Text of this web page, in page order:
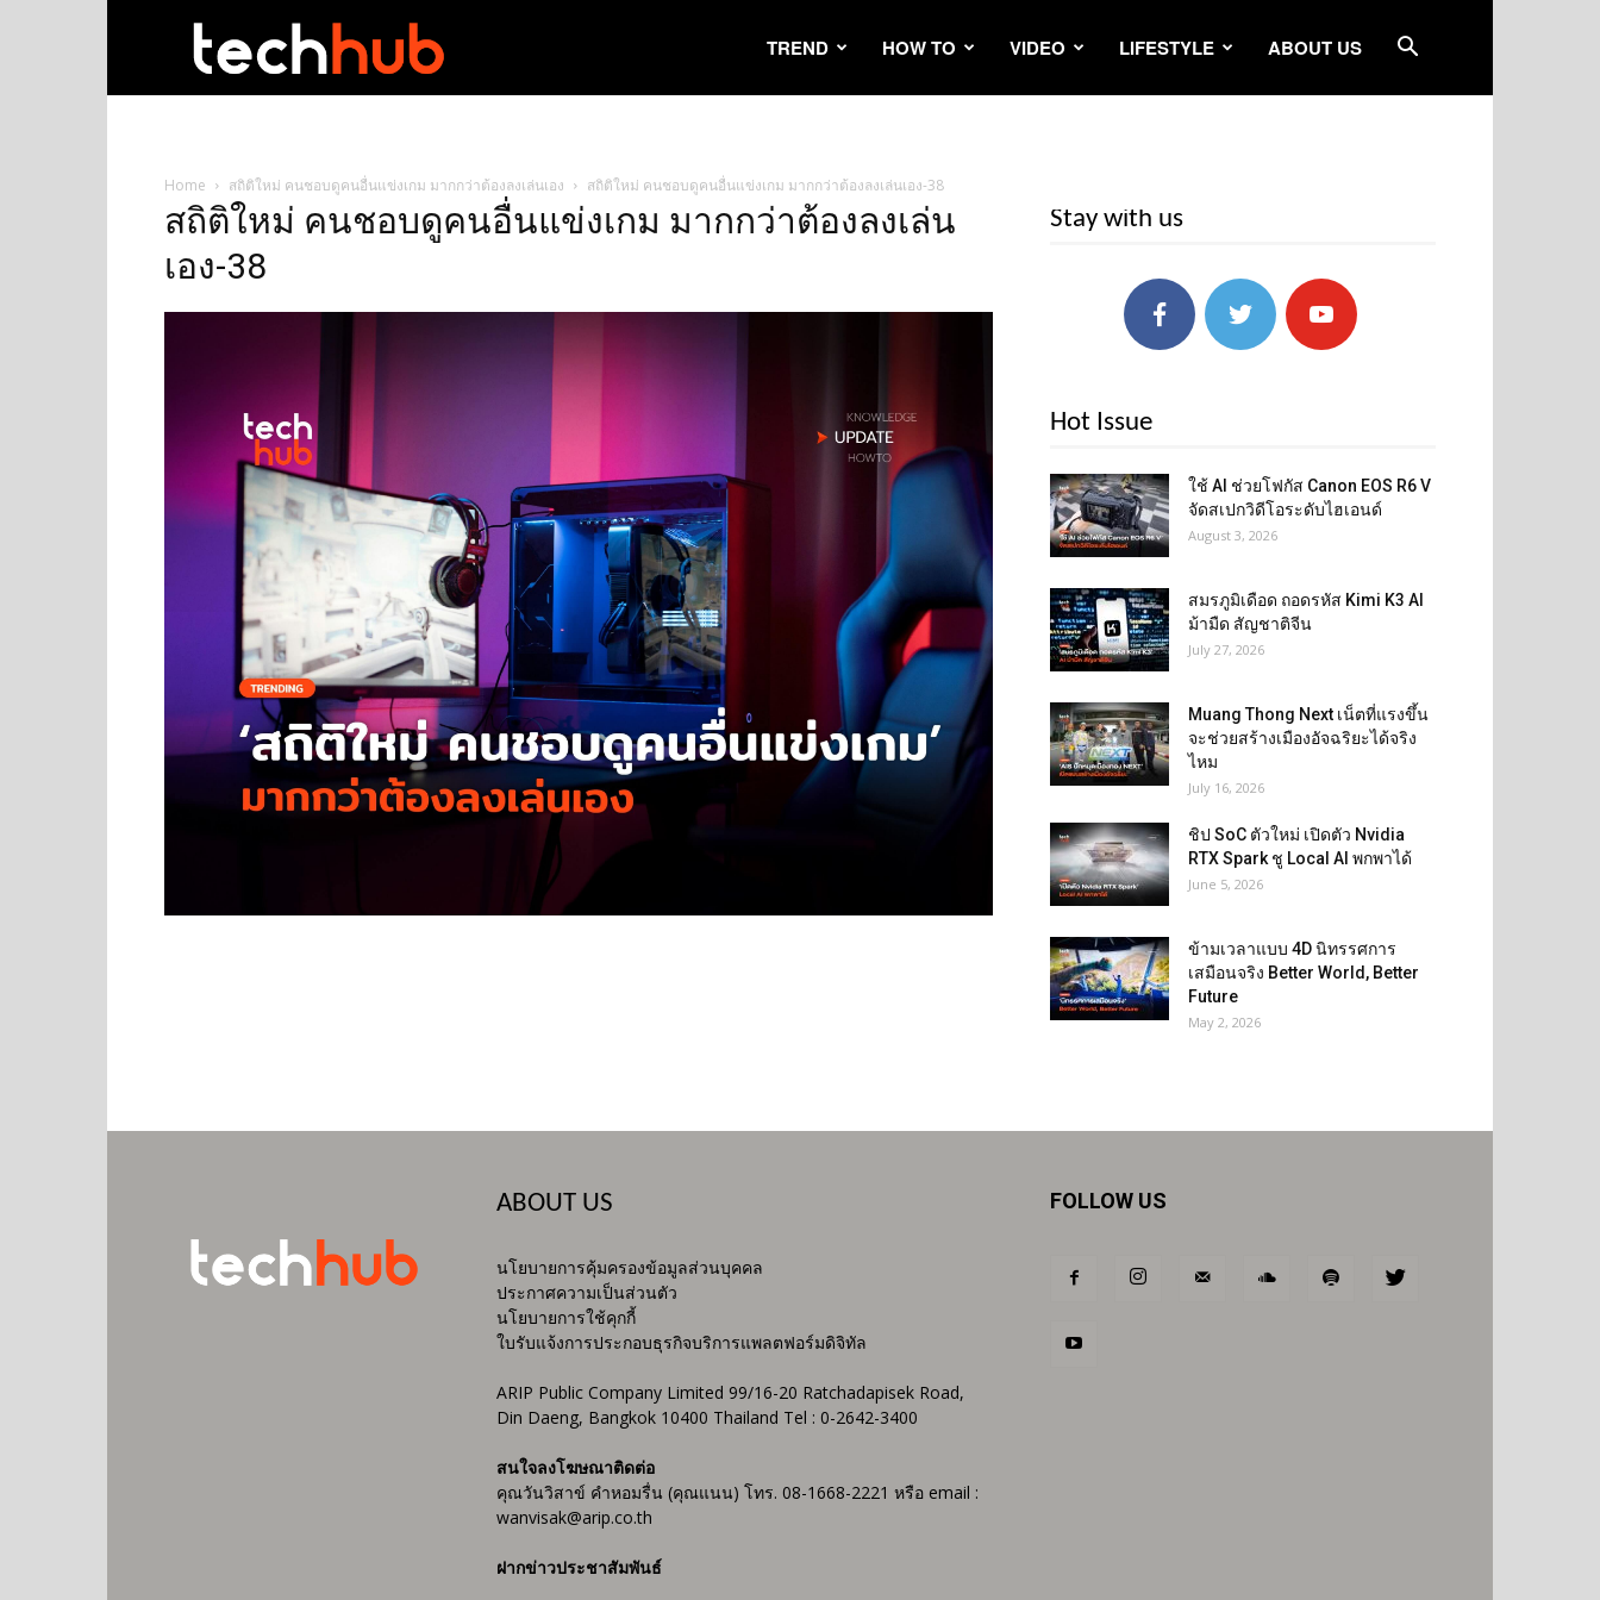
TREND HOW TO VIDEO LIFESTYLE ABOUT US
Home สถิติใหม่ คนชอบดูคนอื่นแข่งเกม มากกว่าต้องลงเล่นเอง สถิติใหม่ คนชอบดูคนอื่นแข่งเกม มากกว่าต้องลงเล่นเอง-38
สถิติใหม่ คนชอบดูคนอื่นแข่งเกม มากกว่าต้องลงเล่น
เอง-38
Stay with us
Hot Issue
ใช้ AI ช่วยโฟกัส Canon EOS R6 V
จัดสเปกวิดีโอระดับไฮเอนด์
August 3, 2026
สมรภูมิเดือด ถอดรหัส Kimi K3 AI
ม้ามืด สัญชาติจีน
July 27, 2026
Muang Thong Next เน็ตที่แรงขึ้น
จะช่วยสร้างเมืองอัจฉริยะได้จริง
ไหม
July 16, 2026
ชิป SoC ตัวใหม่ เปิดตัว Nvidia
RTX Spark ชู Local AI พกพาได้
June 5, 2026
ข้ามเวลาแบบ 4D นิทรรศการ
เสมือนจริง Better World, Better
Future
May 2, 2026
ABOUT US
นโยบายการคุ้มครองข้อมูลส่วนบุคคล
ประกาศความเป็นส่วนตัว
นโยบายการใช้คุกกี้
ใบรับแจ้งการประกอบธุรกิจบริการแพลตฟอร์มดิจิทัล
ARIP Public Company Limited 99/16-20 Ratchadapisek Road,
Din Daeng, Bangkok 10400 Thailand Tel : 0-2642-3400
สนใจลงโฆษณาติดต่อ
คุณวันวิสาข์ คำหอมรื่น (คุณแนน) โทร. 08-1668-2221 หรือ email :
wanvisak@arip.co.th
ฝากข่าวประชาสัมพันธ์
FOLLOW US